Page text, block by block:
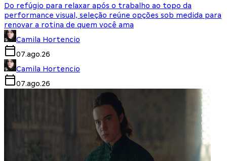
Do refúgio para relaxar após o trabalho ao topo da
performance visual, seleção reúne opções sob medida para
renovar a rotina de quem você ama
Camila Hortencio
07.ago.26
Camila Hortencio
07.ago.26